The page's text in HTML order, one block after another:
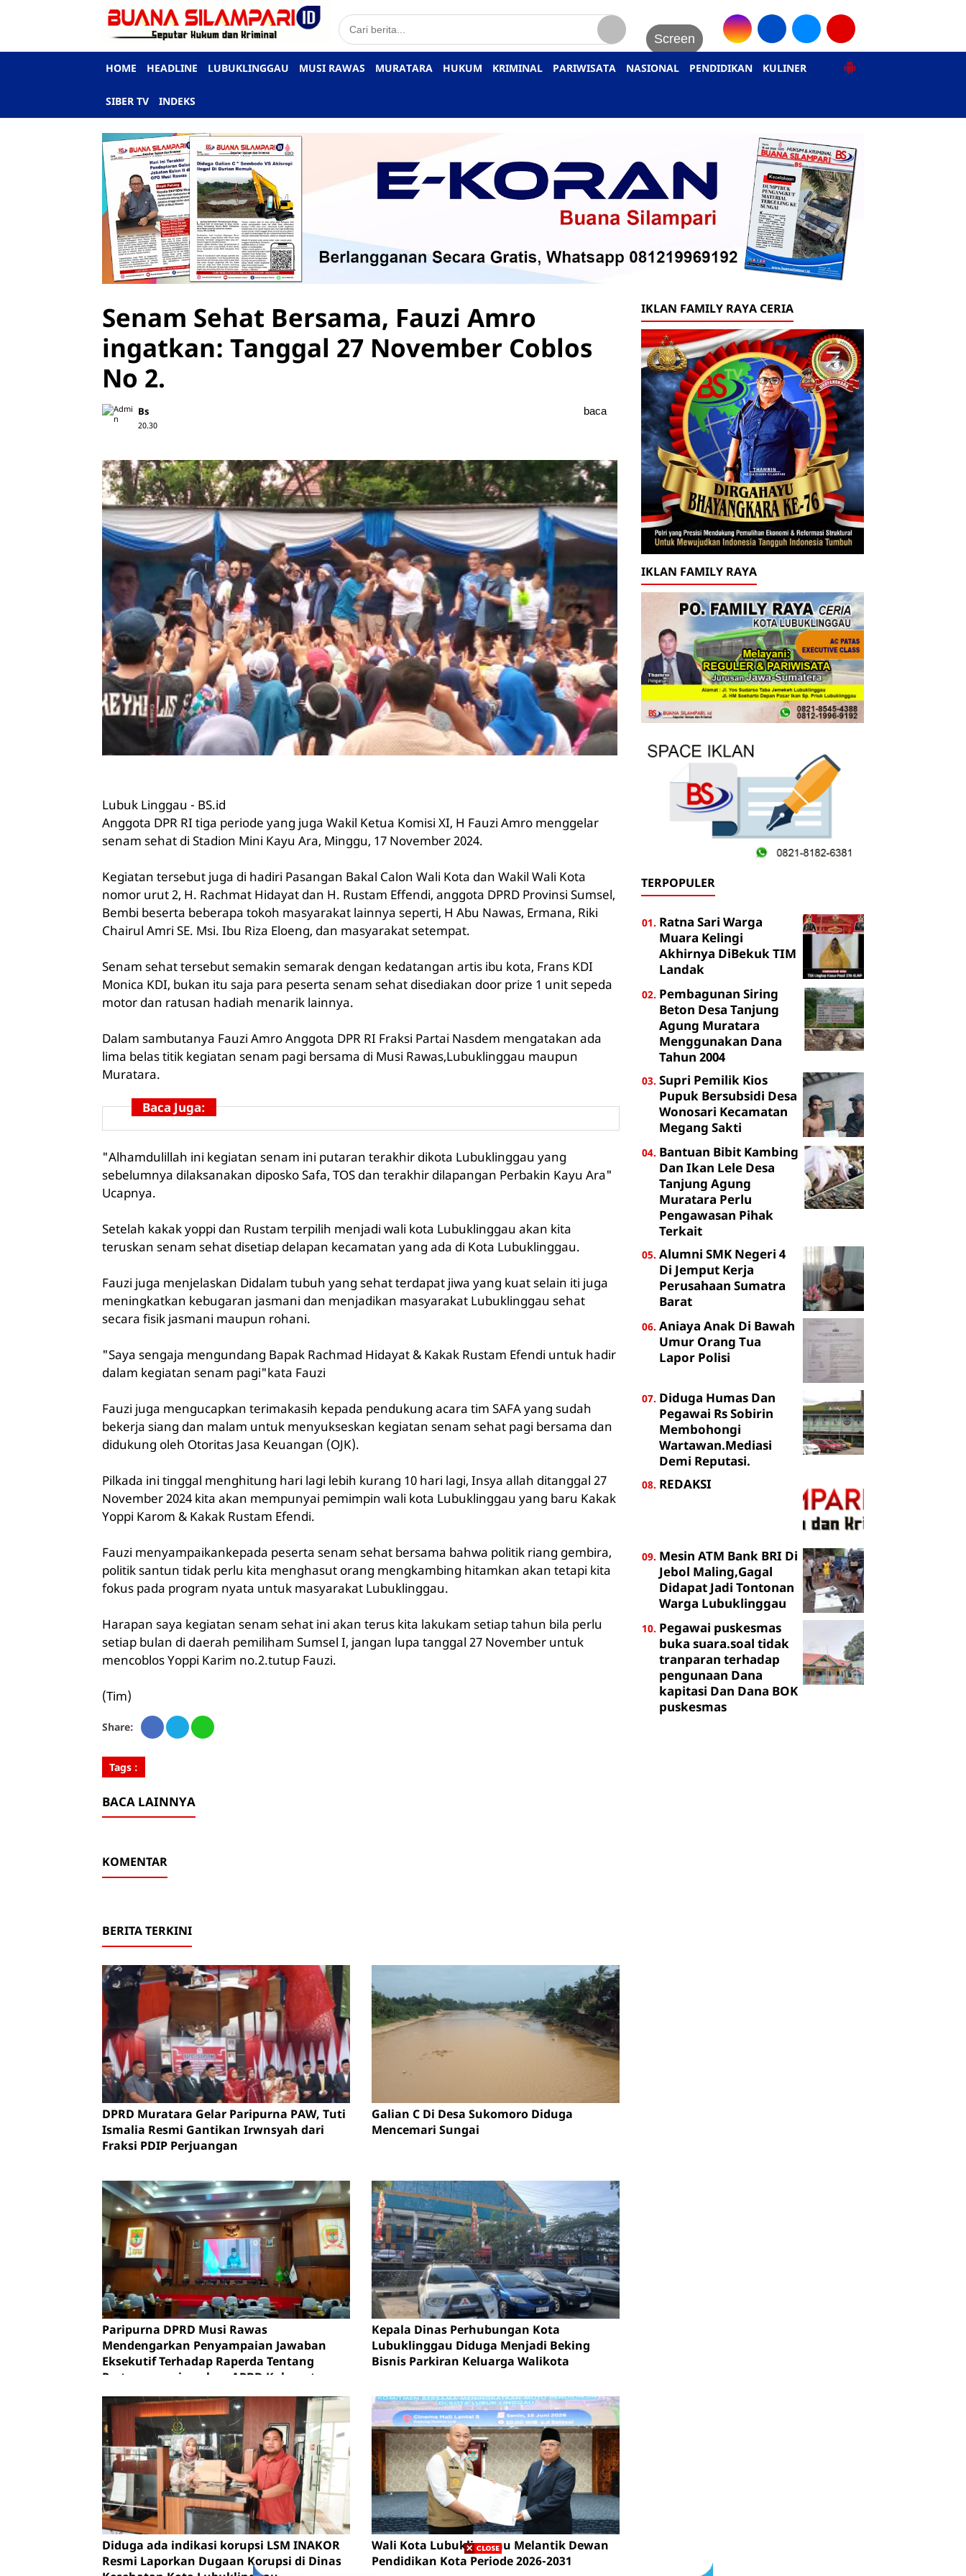
Screen
HOME HEADLINE LUBUKLINGGAU MUSI RAWAS MURATARA HUKUM KRIMINAL PARIWISATA NASIONAL PENDIDIKAN KULINER
SIBER TV INDEKS
Senam Sehat Bersama, Fauzi Amro
ingatkan: Tanggal 27 November Coblos
No 2.
Bs
20.30
baca
Lubuk Linggau - BS.id
Anggota DPR RI tiga periode yang juga Wakil Ketua Komisi XI, H Fauzi Amro menggelar
senam sehat di Stadion Mini Kayu Ara, Minggu, 17 November 2024.
Kegiatan tersebut juga di hadiri Pasangan Bakal Calon Wali Kota dan Wakil Wali Kota
nomor urut 2, H. Rachmat Hidayat dan H. Rustam Effendi, anggota DPRD Provinsi Sumsel,
Bembi beserta beberapa tokoh masyarakat lainnya seperti, H Abu Nawas, Ermana, Riki
Chairul Amri SE. Msi. Ibu Riza Eloeng, dan masyarakat setempat.
Senam sehat tersebut semakin semarak dengan kedatangan artis ibu kota, Frans KDI
Monica KDI, bukan itu saja para peserta senam sehat disediakan door prize 1 unit sepeda
motor dan ratusan hadiah menarik lainnya.
Dalam sambutanya Fauzi Amro Anggota DPR RI Fraksi Partai Nasdem mengatakan ada
lima belas titik kegiatan senam pagi bersama di Musi Rawas,Lubuklinggau maupun
Muratara.
Baca Juga:
"Alhamdulillah ini kegiatan senam ini putaran terakhir dikota Lubuklinggau yang
sebelumnya dilaksanakan diposko Safa, TOS dan terakhir dilapangan Perbakin Kayu Ara"
Ucapnya.
Setelah kakak yoppi dan Rustam terpilih menjadi wali kota Lubuklinggau akan kita
teruskan senam sehat disetiap delapan kecamatan yang ada di Kota Lubuklinggau.
Fauzi juga menjelaskan Didalam tubuh yang sehat terdapat jiwa yang kuat selain iti juga
meningkatkan kebugaran jasmani dan menjadikan masyarakat Lubuklinggau sehat
secara fisik jasmani maupun rohani.
"Saya sengaja mengundang Bapak Rachmad Hidayat & Kakak Rustam Efendi untuk hadir
dalam kegiatan senam pagi"kata Fauzi
Fauzi juga mengucapkan terimakasih kepada pendukung acara tim SAFA yang sudah
bekerja siang dan malam untuk menyukseskan kegiatan senam sehat pagi bersama dan
didukung oleh Otoritas Jasa Keuangan (OJK).
Pilkada ini tinggal menghitung hari lagi lebih kurang 10 hari lagi, Insya allah ditanggal 27
November 2024 kita akan mempunyai pemimpin wali kota Lubuklinggau yang baru Kakak
Yoppi Karom & Kakak Rustam Efendi.
Fauzi menyampaikankepada peserta senam sehat bersama bahwa politik riang gembira,
politik santun tidak perlu kita menghasut orang mengkambing hitamkan akan tetapi kita
fokus pada program nyata untuk masyarakat Lubuklinggau.
Harapan saya kegiatan senam sehat ini akan terus kita lakukam setiap tahun bila perlu
setiap bulan di daerah pemiliham Sumsel I, jangan lupa tanggal 27 November untuk
mencoblos Yoppi Karim no.2.tutup Fauzi.
(Tim)
Share:
Tags :
BACA LAINNYA
KOMENTAR
BERITA TERKINI
DPRD Muratara Gelar Paripurna PAW, Tuti
Ismalia Resmi Gantikan Irwnsyah dari
Fraksi PDIP Perjuangan
Galian C Di Desa Sukomoro Diduga
Mencemari Sungai
Paripurna DPRD Musi Rawas
Mendengarkan Penyampaian Jawaban
Eksekutif Terhadap Raperda Tentang
Pertanggungjawaban APBD Kabupaten
Musi Rawas Tahun Anggaran 2025.
Kepala Dinas Perhubungan Kota
Lubuklinggau Diduga Menjadi Beking
Bisnis Parkiran Keluarga Walikota
Diduga ada indikasi korupsi LSM INAKOR
Resmi Laporkan Dugaan Korupsi di Dinas
Wali Kota Lubuklinggau Melantik Dewan
Pendidikan Kota Periode 2026-2031
IKLAN FAMILY RAYA CERIA
IKLAN FAMILY RAYA
TERPOPULER
Ratna Sari Warga
Muara Kelingi
Akhirnya DiBekuk TIM
Landak
Pembagunan Siring
Beton Desa Tanjung
Agung Muratara
Menggunakan Dana
Tahun 2004
Supri Pemilik Kios
Pupuk Bersubsidi Desa
Wonosari Kecamatan
Megang Sakti
Bantuan Bibit Kambing
Dan Ikan Lele Desa
Tanjung Agung
Muratara Perlu
Pengawasan Pihak
Terkait
Alumni SMK Negeri 4
Di Jemput Kerja
Perusahaan Sumatra
Barat
Aniaya Anak Di Bawah
Umur Orang Tua
Lapor Polisi
Diduga Humas Dan
Pegawai Rs Sobirin
Membohongi
Wartawan.Mediasi
Demi Reputasi.
REDAKSI
Mesin ATM Bank BRI Di
Jebol Maling,Gagal
Didapat Jadi Tontonan
Warga Lubuklinggau
Pegawai puskesmas
buka suara.soal tidak
tranparan terhadap
pengunaan Dana
kapitasi Dan Dana BOK
puskesmas